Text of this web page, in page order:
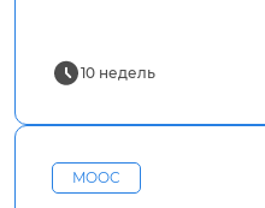
10 недель
MOOC